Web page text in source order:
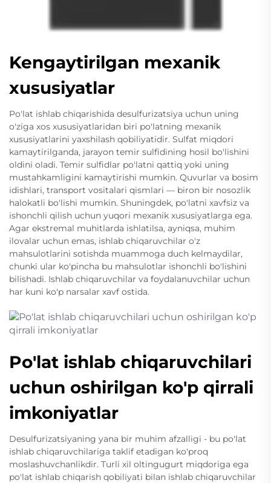
Kengaytirilgan mexanik
xususiyatlar
Po'lat ishlab chiqarishida desulfurizatsiya uchun uning
o'ziga xos xususiyatlaridan biri po'latning mexanik
xususiyatlarini yaxshilash qobiliyatidir. Sulfat miqdori
kamaytirilganda, jarayon temir sulfidining hosil bo'lishini
oldini oladi. Temir sulfidlar po'latni qattiq yoki uning
mustahkamligini kamaytirishi mumkin. Quvurlar va bosim
idishlari, transport vositalari qismlari — biron bir nosozlik
halokatli bo'lishi mumkin. Shuningdek, po'latni xavfsiz va
ishonchli qilish uchun yuqori mexanik xususiyatlarga ega.
Agar ekstremal muhitlarda ishlatilsa, ayniqsa, muhim
ilovalar uchun emas, ishlab chiqaruvchilar o'z
mahsulotlarini sotishda muammoga duch kelmaydilar,
chunki ular ko'pincha bu mahsulotlar ishonchli bo'lishini
bilishadi. Ishlab chiqaruvchilar va foydalanuvchilar uchun
har kuni ko'p narsalar xavf ostida.
Po'lat ishlab chiqaruvchilari
uchun oshirilgan ko'p qirrali
imkoniyatlar
Desulfurizatsiyaning yana bir muhim afzalligi - bu po'lat
ishlab chiqaruvchilariga taklif etadigan ko'proq
moslashuvchanlikdir. Turli xil oltingugurt miqdoriga ega
po'lat ishlab chiqarish qobiliyati bilan ishlab chiqaruvchilar